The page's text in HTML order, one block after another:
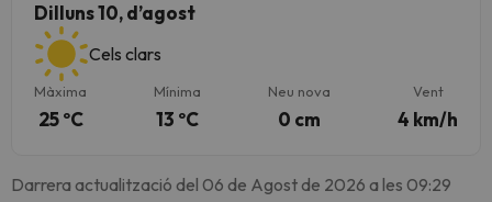
Dilluns 10, d’agost
Cels clars
Màxima
25 ºC
Mínima
13 ºC
Neu nova
0 cm
Vent
4 km/h
Darrera actualització del 06 de Agost de 2026 a les 09:29